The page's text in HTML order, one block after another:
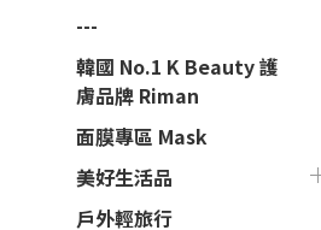
---
韓國 No.1 K Beauty 護
膚品牌 Riman
面膜專區 Mask
美好生活品
戶外輕旅行